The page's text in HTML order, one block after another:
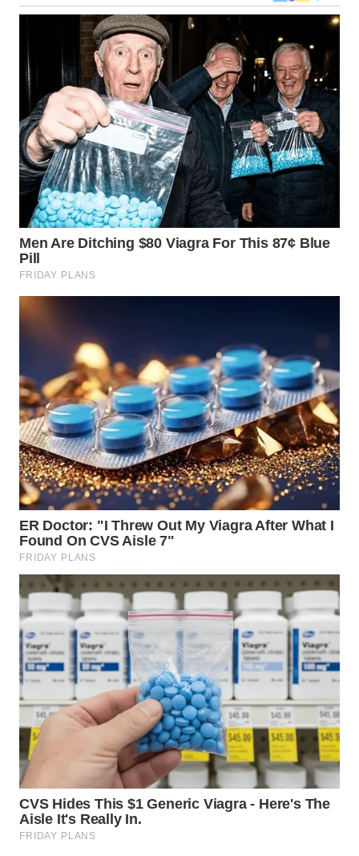
WN
WN DELI
SERDANG
WN
TEBING
TINGGI
WN
PAKPAK
WN
KARAWANG
WN
BOGOR
WN
DEPOK
WN
TAPANULI
UTARA
WN
SAMOSIR
WN
PADANG
SUMEDANG
WN
CIANJUR